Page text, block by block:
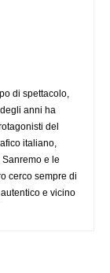
di spettacolo,
anni ha
del
italiano,
e le
cerco sempre di
e vicino